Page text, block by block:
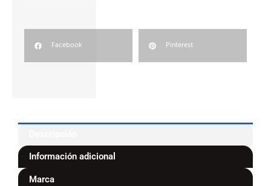
Facebook Pinterest
Información adicional
Marca